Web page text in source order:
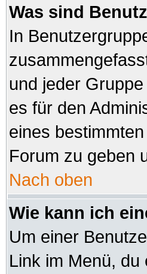
Was sind
In
und jeder
es für den
eines
Forum zu geben
Nach oben
Wie kann ich
Um einer
Link im Menü,